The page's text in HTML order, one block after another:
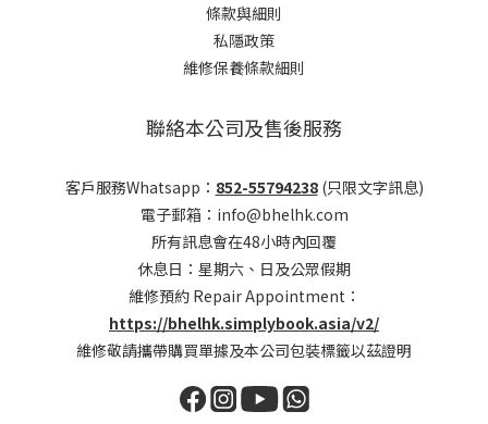
條款與細則
私隱政策
維修保養條款細則
聯絡本公司及售後服務
客戶服務Whatsapp： 852-55794238(只限文字訊息)
電子郵箱：info@bhelhk.com
所有訊息會在48小時內回覆
休息日：星期六、日及公眾假期
維修預約 Repair Appointment：
https://bhelhk.simplybook.asia/v2/
維修敬請攜帶購買單據及本公司包裝標籤以茲證明